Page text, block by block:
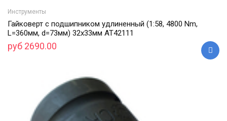
Инструменты
Гайковерт с подшипником удлиненный (1:58, 4800 Nm,
L=360мм, d=73мм) 32х33мм АТ42111
руб 2690.00